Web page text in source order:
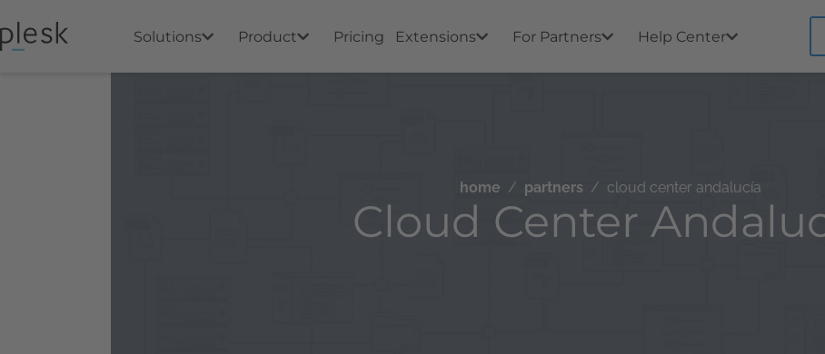
Solutions Product Pricing Extensions For Partners Help Center
home partners cloud center andalucía
Cloud Center